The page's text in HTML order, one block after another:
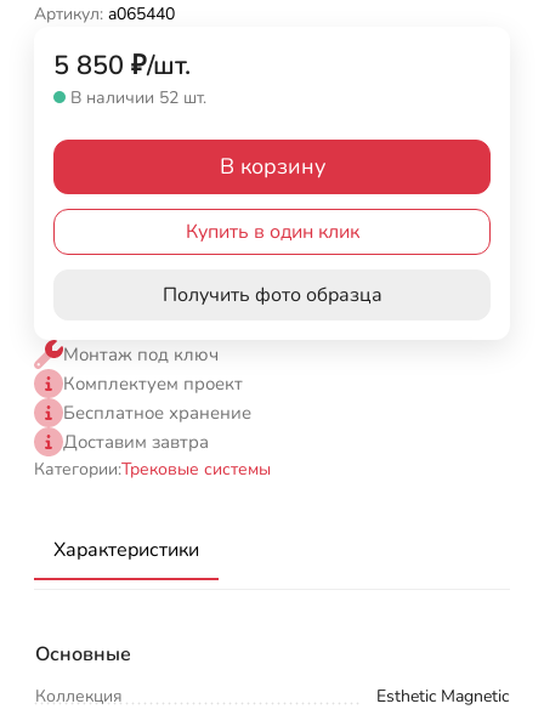
Артикул: a065440
5 850 ₽/шт.
В наличии 52 шт.
В корзину
Купить в один клик
Получить фото образца
Монтаж под ключ
Комплектуем проект
Бесплатное хранение
Доставим завтра
Категории:Трековые системы
Характеристики
Основные
Коллекция
Esthetic Magnetic